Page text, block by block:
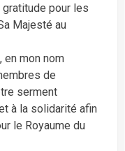
pour les
Majesté au
en mon nom
de
serment
à la solidarité afin
le Royaume du